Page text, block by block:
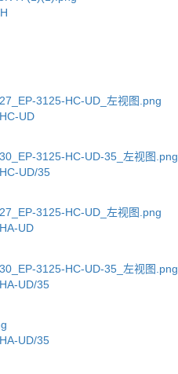
UD
UD/35
UD
UD/35
UD/35